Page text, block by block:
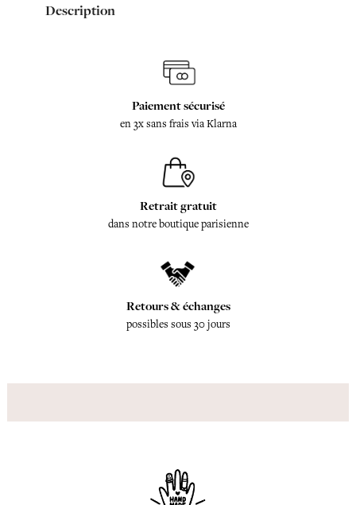
Description
Paiement sécurisé
en 3x sans frais via Klarna
Retrait gratuit
dans notre boutique parisienne
Retours & échanges
possibles sous 30 jours